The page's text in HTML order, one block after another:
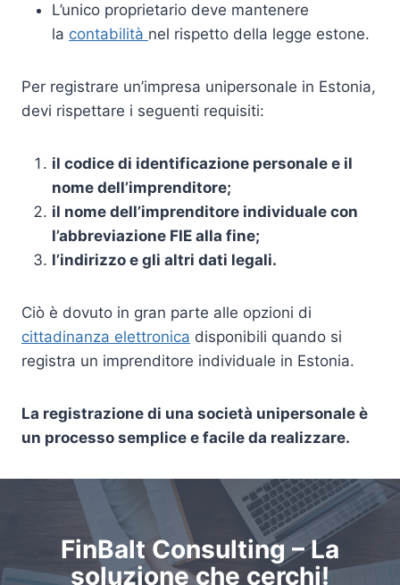
L’unico proprietario deve mantenere
la contabilità nel rispetto della legge estone.
Per registrare un’impresa unipersonale in Estonia,
devi rispettare i seguenti requisiti:
il codice di identificazione personale e il
nome dell’imprenditore;
il nome dell’imprenditore individuale con
l’abbreviazione FIE alla fine;
l’indirizzo e gli altri dati legali.
Ciò è dovuto in gran parte alle opzioni di
cittadinanza elettronica disponibili quando si
registra un imprenditore individuale in Estonia.
La registrazione di una società unipersonale è
un processo semplice e facile da realizzare.
FinBalt Consulting – La
soluzione che cerchi!